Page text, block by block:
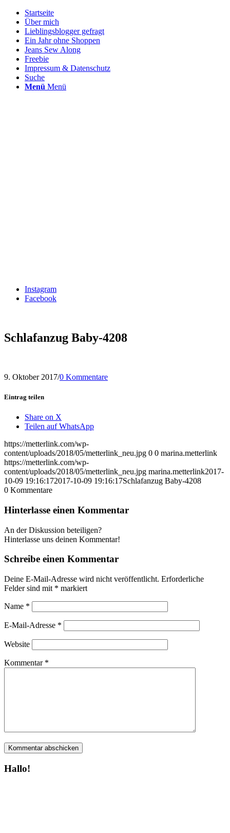
Startseite
Über mich
Lieblingsblogger gefragt
Ein Jahr ohne Shoppen
Jeans Sew Along
Freebie
Impressum & Datenschutz
Suche
Menü Menü
Instagram
Facebook
Schlafanzug Baby-4208
9. Oktober 2017/0 Kommentare
Eintrag teilen
Share on X
Teilen auf WhatsApp
https://metterlink.com/wp-
content/uploads/2018/05/metterlink_neu.jpg 0 0 marina.metterlink
https://metterlink.com/wp-
content/uploads/2018/05/metterlink_neu.jpg marina.metterlink2017-
10-09 19:16:172017-10-09 19:16:17Schlafanzug Baby-4208
0 Kommentare
Hinterlasse einen Kommentar
An der Diskussion beteiligen?
Hinterlasse uns deinen Kommentar!
Schreibe einen Kommentar
Deine E-Mail-Adresse wird nicht veröffentlicht. Erforderliche
Felder sind mit * markiert
Name *
E-Mail-Adresse *
Website
Kommentar *
Hallo!